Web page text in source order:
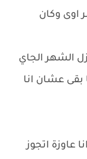
اوى وكان
الشهر الجاي
عشان انا
عاوزة اتجوز